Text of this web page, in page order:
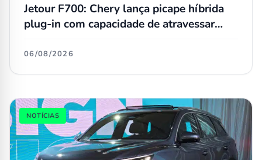
Jetour F700: Chery lança picape híbrida
plug-in com capacidade de atravessar
06/08/2026
NOTÍCIAS